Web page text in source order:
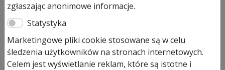
350,00złPierwotna
cena
wynosiła:
350,00 zł.
270,00złAktualna
wynosi:
270,00 zł.
Prezentowana cena jest ceną najniższą w ostatnich 30
dniach.
Produkt dostępny na zamówienie
zgłaszając anonimowe informacje.
Statystyka
Marketingowe pliki cookie stosowane są w celu
śledzenia użytkowników na stronach internetowych.
Celem jest wyświetlanie reklam, które są istotne i